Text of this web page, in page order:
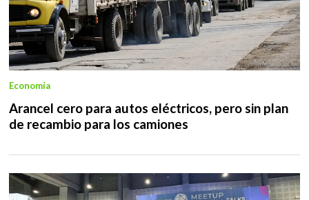
Arancel cero para autos eléctricos, pero sin plan
de recambio para los camiones
Economía